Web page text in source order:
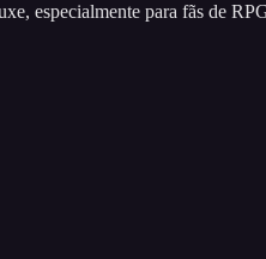
especialmente para fãs de